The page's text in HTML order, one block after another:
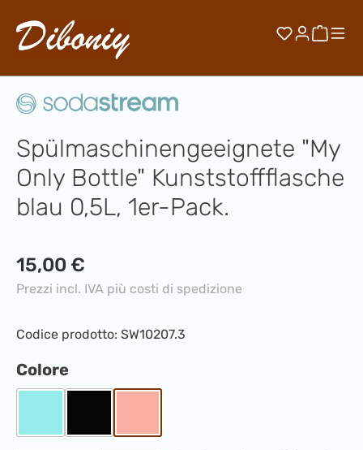
Passa al contenuto principale
Hai 0Il
Spülmaschinengeeignete "My
Only Bottle" Kunststoffflasche
blau 0,5L, 1er-Pack.
Prezzo normale:
15,00 €
Prezzi incl. IVA più costi di spedizione
Codice prodotto: SW10207.3
Seleziona
Colore